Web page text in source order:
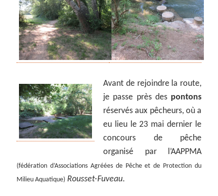
Avant de rejoindre la route,
je passe près des pontons
réservés aux pêcheurs, où a
eu lieu le 23 mai dernier le
concours de pêche
organisé par l’AAPPMA
(fédération d’Associations Agréées de Pêche et de Protection du
Milieu Aquatique) Rousset-Fuveau.